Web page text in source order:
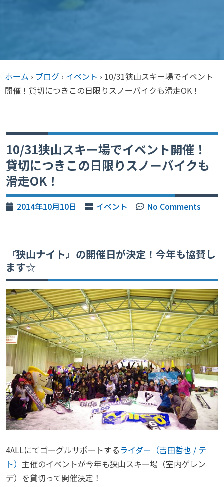
ホーム › ブログ › イベント › 10/31狭山スキー場でイベント
開催！貸切につきこの日限りスノーバイクも滑走OK！
10/31狭山スキー場でイベント開催！
貸切につきこの日限りスノーバイクも
滑走OK！
2014年10月10日 イベント No Comments
『狭山ナイト』の開催日が決定！今年も協賛し
ます☆
4ALLにてゴーグルサポートするライダー（吉田哲也 / テ
ト） 主催のイベントが今年も狭山スキー場（室内ゲレン
デ）を貸切って開催決定！